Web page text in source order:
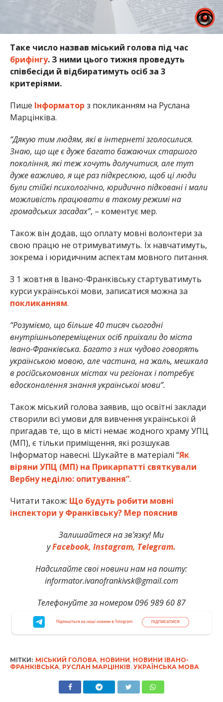
Таке число назвав міський голова під час
брифінгу. З ними цього тижня проведуть
співбесіди й відбиратимуть осіб за 3
критеріями.
Пише Інформатор з покликанням на Руслана
Марцінківа.
“Дякую тим людям, які в інтернеті зголосилися.
Знаю, що ще є дуже багато бажаючих старшого
покоління, які теж хочуть долучитися, але тут
дуже важливо, я ще раз підкреслюю, щоб ці люди
були стійкі психологічно, юридично підковані і мали
можливість працювати в такому режимі на
громадських засадах”, – коментує мер.
Також він додав, що оплату мовні волонтери за
свою працю не отримуватимуть. Їх навчатимуть,
зокрема і юридичним аспектам мовного питання.
З 1 жовтня в Івано-Франківську стартуватимуть
курси української мови, записатися можна за
покликанням.
“Розуміємо, що більше 40 тисяч сьогодні
внутрішньопереміщених осіб приїхали до міста
Івано-Франківська. Багато з них чудово говорять
українською мовою, але частина, на жаль, мешкала
в російськомовних містах чи регіонах і потребує
вдосконалення знання української мови”.
Також міський голова заявив, що освітні заклади
створили всі умови для вивчення української й
пригадав те, що в місті немає жодного храму УПЦ
(МП), є тільки приміщення, які розшукав
Інформатор навесні. Шукайте в матеріалі “Як
віряни УПЦ (МП) на Прикарпатті святкували
Вербну неділю: опитування”.
Читати також: Що будуть робити мовні
інспектори у Франківську? Мер пояснив
Залишайтеся на зв’язку! Ми
уFacebook, Instagram, Telegram.
Надсилайте свої новини нам на пошту:
informator.ivanofrankivsk@gmail.com
Телефонуйте за номером 096 989 60 87
МІТКИ: МІСЬКИЙ ГОЛОВА, НОВИНИ, НОВИНИ ІВАНО-
ФРАНКІВСЬКА, РУСЛАН МАРЦІНКІВ, УКРАЇНСЬКА МОВА